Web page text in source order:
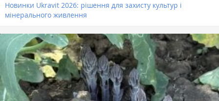
Новинки Ukravit 2026: рішення для захисту культур і
мінерального живлення